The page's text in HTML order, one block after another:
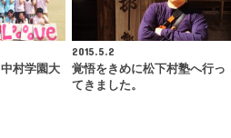
村学園大
2015.5.2
覚悟をきめに松下村塾へ行っ
てきました。